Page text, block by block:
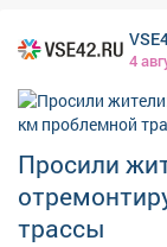
ждёт
видов спорта,
музыкальная
«Сестрёнка»,
Ирина Нельсон
4
Просили
трассы